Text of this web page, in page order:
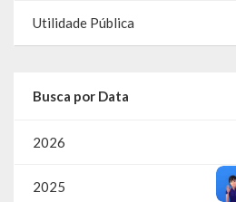
LDO
Utilidade Pública
Busca por Data
2026
2025